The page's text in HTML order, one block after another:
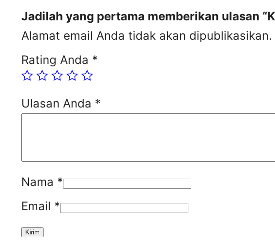
Jadilah yang pertama memberikan ulasan
Alamat email Anda tidak akan dipublikasikan.
Rating Anda *
Ulasan Anda *
Nama *
Email *